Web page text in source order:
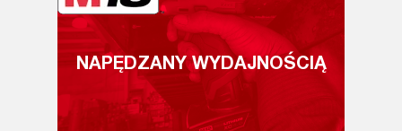
NAPĘDZANY WYDAJNOŚCIĄ